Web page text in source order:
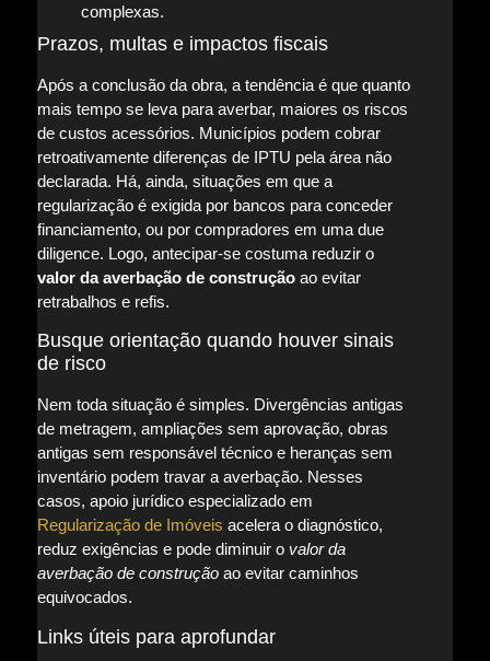
complexas.
Prazos, multas e impactos fiscais
Após a conclusão da obra, a tendência é que quanto
mais tempo se leva para averbar, maiores os riscos
de custos acessórios. Municípios podem cobrar
retroativamente diferenças de IPTU pela área não
declarada. Há, ainda, situações em que a
regularização é exigida por bancos para conceder
financiamento, ou por compradores em uma due
diligence. Logo, antecipar-se costuma reduzir o
valor da averbação de construçãoao evitar
retrabalhos e refis.
Busque orientação quando houver sinais
de risco
Nem toda situação é simples. Divergências antigas
de metragem, ampliações sem aprovação, obras
antigas sem responsável técnico e heranças sem
inventário podem travar a averbação. Nesses
casos, apoio jurídico especializado em
Regularização de Imóveis acelera o diagnóstico,
reduz exigências e pode diminuir o valor da
averbação de construçãoao evitar caminhos
equivocados.
Links úteis para aprofundar